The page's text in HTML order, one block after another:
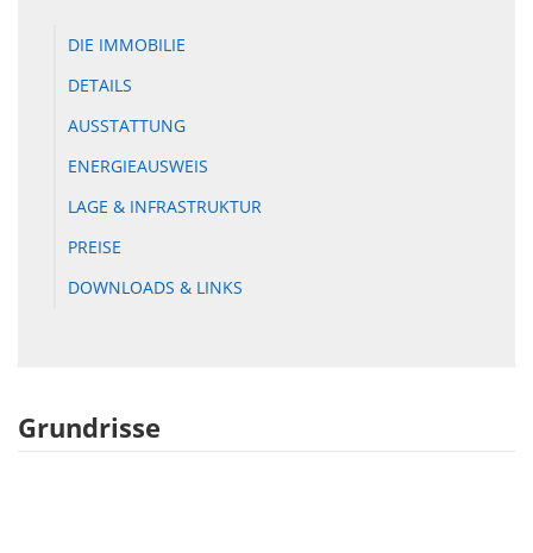
DIE IMMOBILIE
DETAILS
AUSSTATTUNG
ENERGIEAUSWEIS
LAGE & INFRASTRUKTUR
PREISE
DOWNLOADS & LINKS
Grundrisse